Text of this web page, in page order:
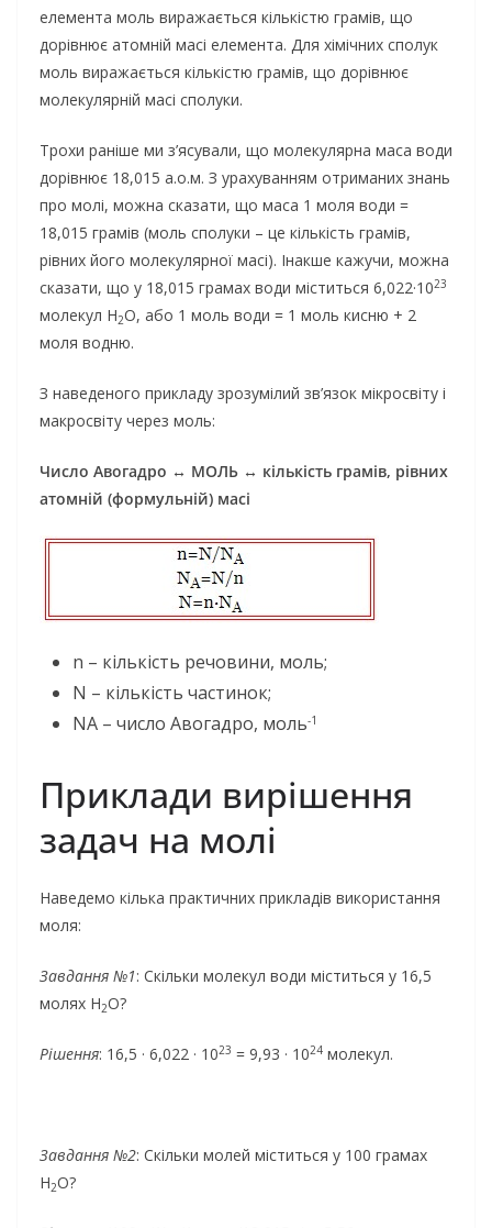
елемента моль виражається кількістю грамів, що
дорівнює атомній масі елемента. Для хімічних сполук
моль виражається кількістю грамів, що дорівнює
молекулярній масі сполуки.
Трохи раніше ми з’ясували, що молекулярна маса води
дорівнює 18,015 а.о.м. З урахуванням отриманих знань
про молі, можна сказати, що маса 1 моля води =
18,015 грамів (моль сполуки – це кількість грамів,
рівних його молекулярної масі). Інакше кажучи, можна
сказати, що у 18,015 грамах води міститься 6,022·1023
молекул H2O, або 1 моль води = 1 моль кисню + 2
моля водню.
З наведеного прикладу зрозумілий зв’язок мікросвіту і
макросвіту через моль:
Число Авогадро ↔ МОЛЬ ↔ кількість грамів, рівних
атомній (формульній) масі
n – кількість речовини, моль;
N – кількість частинок;
NA – число Авогадро, моль-1
Приклади вирішення
задач на молі
Наведемо кілька практичних прикладів використання
моля:
Завдання №1: Скільки молекул води міститься у 16,5
молях H2O?
Рішення: 16,5 · 6,022 · 1023 = 9,93 · 1024 молекул.
Завдання №2: Скільки молей міститься у 100 грамах
H2O?